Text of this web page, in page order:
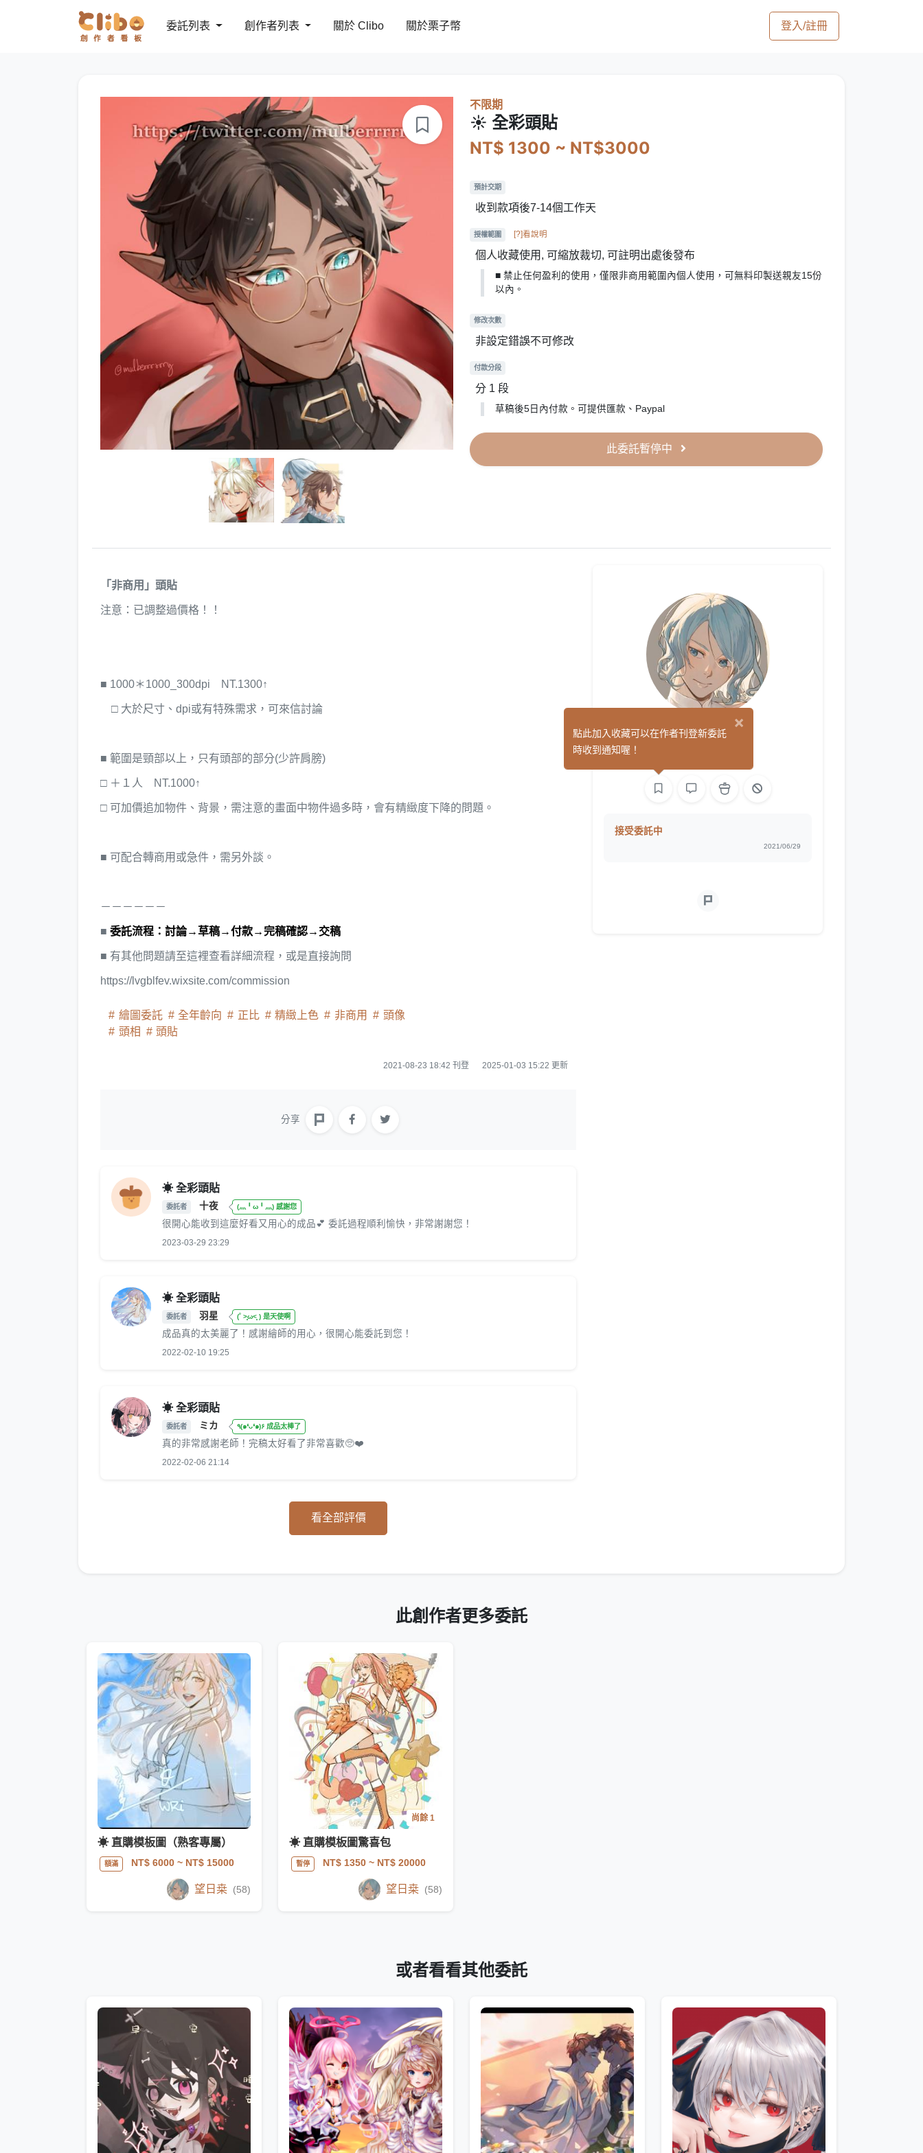
委託列表 創作者列表 關於 Clibo 關於栗子幣 登入/註冊
不限期
☀ 全彩頭貼
NT$ 1300 ~ NT$3000
預計交期
收到款項後7-14個工作天
授權範圍 [?]看說明
個人收藏使用, 可縮放裁切, 可註明出處後發布
■ 禁止任何盈利的使用，僅限非商用範圍內個人使用，可無料印製送親友15份
以內。
修改次數
非設定錯誤不可修改
付款分段
分 1 段
草稿後5日內付款。可提供匯款、Paypal
此委託暫停中
「非商用」頭貼
注意：已調整過價格！！
■ 1000＊1000_300dpi NT.1300↑
□ 大於尺寸、dpi或有特殊需求，可來信討論
■ 範圍是頸部以上，只有頭部的部分(少許肩膀)
□ ＋１人 NT.1000↑
□ 可加價追加物件、背景，需注意的畫面中物件過多時，會有精緻度下降的問題。
■ 可配合轉商用或急件，需另外談。
－－－－－－
■ 委託流程：討論→草稿→付款→完稿確認→交稿
■ 有其他問題請至這裡查看詳細流程，或是直接詢問
https://lvgblfev.wixsite.com/commission
繪圖委託 全年齡向 正比 精緻上色 非商用
頭像
頭相
頭貼
2021-08-23 18:42 刊登 2025-01-03 15:22 更新
分享
☀ 全彩頭貼
委託者 十夜 (灬╹ω╹灬) 感謝您
很開心能收到這麼好看又用心的成品💕 委託過程順利愉快，非常謝謝您！
2023-03-29 23:29
☀ 全彩頭貼
委託者 羽星 (˚ ˃̣̣̥ω˂̣̣̥ ) 是天使啊
成品真的太美麗了！感謝繪師的用心，很開心能委託到您！
2022-02-10 19:25
☀ 全彩頭貼
委託者 ミカ ٩(๑❛ᴗ❛๑)۶ 成品太棒了
真的非常感謝老師！完稿太好看了非常喜歡🥺❤️
2022-02-06 21:14
看全部評價
望日桒
接受委託中
2021/06/29
此創作者更多委託
☀ 直購模板圖（熟客專屬）
額滿 NT$ 6000~ NT$ 15000
望日桒 (58)
尚餘 1
☀ 直購模板圖驚喜包
暫停 NT$ 1350~ NT$ 20000
望日桒 (58)
或者看看其他委託
×
點此加入收藏可以在作者刊登新委託
時收到通知喔！